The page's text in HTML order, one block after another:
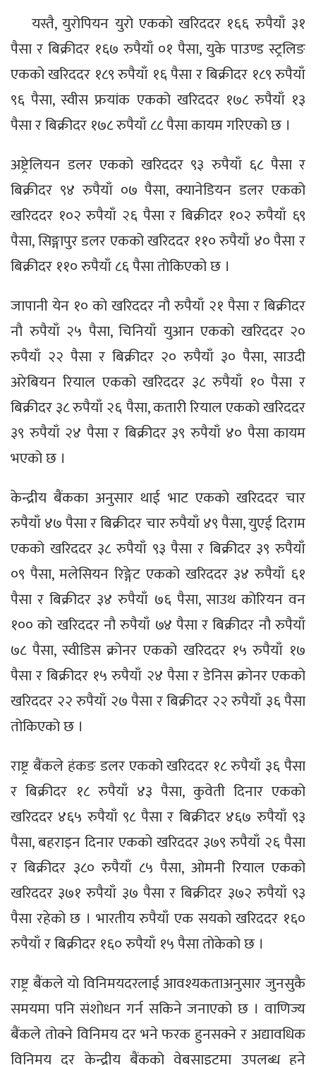
यस्तै, युरोपियन युरो एकको खरिददर १६६ रुपैयाँ ३१
पैसा र बिक्रीदर १६७ रुपैयाँ ०१ पैसा, युके पाउण्ड स्ट्रलिङ
एकको खरिददर १८९ रुपैयाँ १६ पैसा र बिक्रीदर १८९ रुपैयाँ
९६ पैसा, स्वीस फ्रयांक एकको खरिददर १७८ रुपैयाँ १३
पैसा र बिक्रीदर १७८ रुपैयाँ ८८ पैसा कायम गरिएको छ ।
अष्ट्रेलियन डलर एकको खरिददर ९३ रुपैयाँ ६८ पैसा र
बिक्रीदर ९४ रुपैयाँ ०७ पैसा, क्यानेडियन डलर एकको
खरिददर १०२ रुपैयाँ २६ पैसा र बिक्रीदर १०२ रुपैयाँ ६९
पैसा, सिङ्गापुर डलर एकको खरिददर ११० रुपैयाँ ४० पैसा र
बिक्रीदर ११० रुपैयाँ ८६ पैसा तोकिएको छ ।
जापानी येन १० को खरिददर नौ रुपैयाँ २१ पैसा र बिक्रीदर
नौ रुपैयाँ २५ पैसा, चिनियाँ युआन एकको खरिददर २०
रुपैयाँ २२ पैसा र बिक्रीदर २० रुपैयाँ ३० पैसा, साउदी
अरेबियन रियाल एकको खरिददर ३८ रुपैयाँ १० पैसा र
बिक्रीदर ३८ रुपैयाँ २६ पैसा, कतारी रियाल एकको खरिददर
३९ रुपैयाँ २४ पैसा र बिक्रीदर ३९ रुपैयाँ ४० पैसा कायम
भएको छ ।
केन्द्रीय बैंकका अनुसार थाई भाट एकको खरिददर चार
रुपैयाँ ४७ पैसा र बिक्रीदर चार रुपैयाँ ४९ पैसा, युएई दिराम
एकको खरिददर ३८ रुपैयाँ ९३ पैसा र बिक्रीदर ३९ रुपैयाँ
०९ पैसा, मलेसियन रिङ्गेट एकको खरिददर ३४ रुपैयाँ ६१
पैसा र बिक्रीदर ३४ रुपैयाँ ७६ पैसा, साउथ कोरियन वन
१०० को खरिददर नौ रुपैयाँ ७४ पैसा र बिक्रीदर नौ रुपैयाँ
७८ पैसा, स्वीडिस क्रोनर एकको खरिददर १५ रुपैयाँ १७
पैसा र बिक्रीदर १५ रुपैयाँ २४ पैसा र डेनिस क्रोनर एकको
खरिददर २२ रुपैयाँ २७ पैसा र बिक्रीदर २२ रुपैयाँ ३६ पैसा
तोकिएको छ ।
राष्ट्र बैंकले हंकङ डलर एकको खरिददर १८ रुपैयाँ ३६ पैसा
र बिक्रीदर १८ रुपैयाँ ४३ पैसा, कुवेती दिनार एकको
खरिददर ४६५ रुपैयाँ ९८ पैसा र बिक्रीदर ४६७ रुपैयाँ ९३
पैसा, बहराइन दिनार एकको खरिददर ३७९ रुपैयाँ २६ पैसा
र बिक्रीदर ३८० रुपैयाँ ८५ पैसा, ओमनी रियाल एकको
खरिददर ३७१ रुपैयाँ ३७ पैसा र बिक्रीदर ३७२ रुपैयाँ ९३
पैसा रहेको छ । भारतीय रुपैयाँ एक सयको खरिददर १६०
रुपैयाँ र बिक्रीदर १६० रुपैयाँ १५ पैसा तोकेको छ ।
राष्ट्र बैंकले यो विनिमयदरलाई आवश्यकताअनुसार जुनसुकै
समयमा पनि संशोधन गर्न सकिने जनाएको छ । वाणिज्य
बैंकले तोक्ने विनिमय दर भने फरक हुनसक्ने र अद्यावधिक
विनिमय दर केन्द्रीय बैंकको वेबसाइटमा उपलब्ध हुने